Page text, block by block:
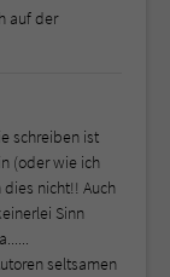
auf der
schreiben ist
(oder wie ich
nicht!! Auch
Sinn
seltsamen